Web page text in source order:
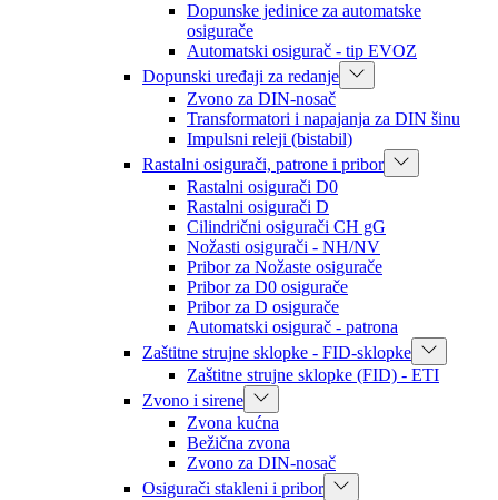
Dopunske jedinice za automatske
osigurače
Automatski osigurač - tip EVOZ
Dopunski uređaji za redanje
Zvono za DIN-nosač
Transformatori i napajanja za DIN šinu
Impulsni releji (bistabil)
Rastalni osigurači, patrone i pribor
Rastalni osigurači D0
Rastalni osigurači D
Cilindrični osigurači CH gG
Nožasti osigurači - NH/NV
Pribor za Nožaste osigurače
Pribor za D0 osigurače
Pribor za D osigurače
Automatski osigurač - patrona
Zaštitne strujne sklopke - FID-sklopke
Zaštitne strujne sklopke (FID) - ETI
Zvono i sirene
Zvona kućna
Bežična zvona
Zvono za DIN-nosač
Osigurači stakleni i pribor